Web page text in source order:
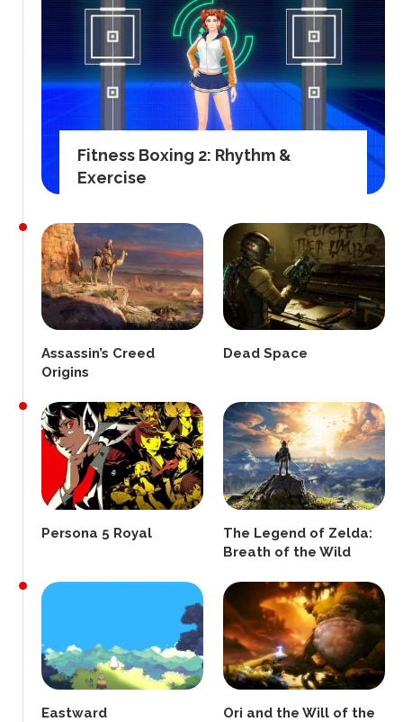
Fitness Boxing 2: Rhythm &
Exercise
Assassin’s Creed
Origins
Dead Space
Persona 5 Royal
The Legend of Zelda:
Breath of the Wild
Eastward
Ori and the Will of the